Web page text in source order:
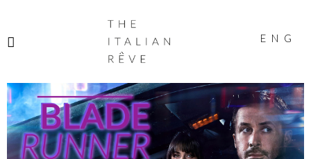
ITALIAN
RÊVE
ENG